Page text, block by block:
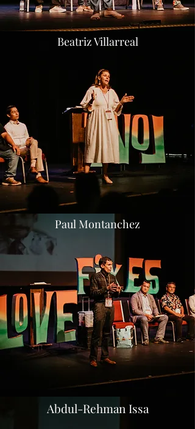
Beatriz Villarreal
Paul Montanchez
Abdul-Rehman Issa